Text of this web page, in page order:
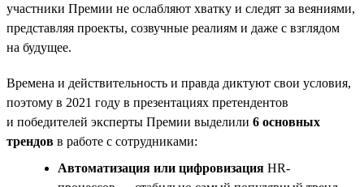
участники Премии не ослабляют хватку и следят за веяниями,
представляя проекты, созвучные реалиям и даже с взглядом
на будущее.
Времена и действительность и правда диктуют свои условия,
поэтому в 2021 году в презентациях претендентов
и победителей эксперты Премии выделили 6 основных
трендов в работе с сотрудниками:
Автоматизация или цифровизация HR-